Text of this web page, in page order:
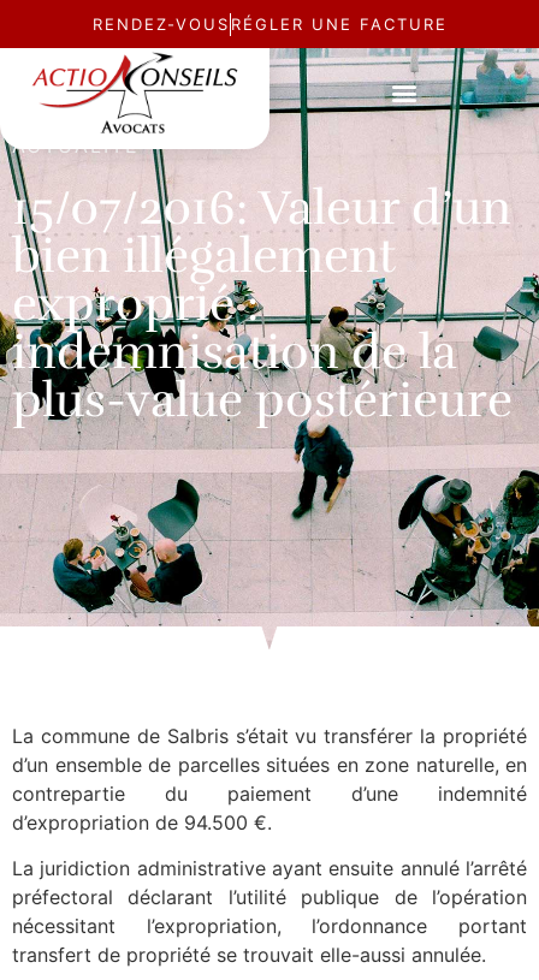
RENDEZ-VOUS RÉGLER UNE FACTURE
ACTUALITÉ
15/07/2016: Valeur d’un
bien illégalement
exproprié :
indemnisation de la
plus-value postérieure
La commune de Salbris s’était vu transférer la propriété
d’un ensemble de parcelles situées en zone naturelle, en
contrepartie du paiement d’une indemnité
d’expropriation de 94.500 €.
La juridiction administrative ayant ensuite annulé l’arrêté
préfectoral déclarant l’utilité publique de l’opération
nécessitant l’expropriation, l’ordonnance portant
transfert de propriété se trouvait elle-aussi annulée.